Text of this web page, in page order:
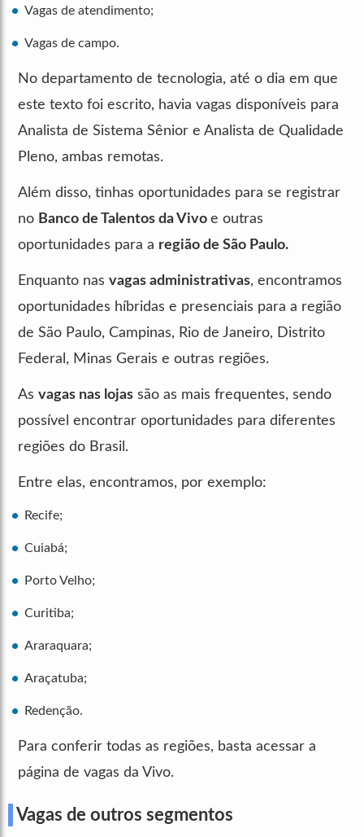
Vagas de atendimento;
Vagas de campo.
No departamento de tecnologia, até o dia em que
este texto foi escrito, havia vagas disponíveis para
Analista de Sistema Sênior e Analista de Qualidade
Pleno, ambas remotas.
Além disso, tinhas oportunidades para se registrar
no Banco de Talentos da Vivo e outras
oportunidades para a região de São Paulo.
Enquanto nas vagas administrativas, encontramos
oportunidades híbridas e presenciais para a região
de São Paulo, Campinas, Rio de Janeiro, Distrito
Federal, Minas Gerais e outras regiões.
As vagas nas lojas são as mais frequentes, sendo
possível encontrar oportunidades para diferentes
regiões do Brasil.
Entre elas, encontramos, por exemplo:
Recife;
Cuiabá;
Porto Velho;
Curitiba;
Araraquara;
Araçatuba;
Redenção.
Para conferir todas as regiões, basta acessar a
página de vagas da Vivo.
Vagas de outros segmentos